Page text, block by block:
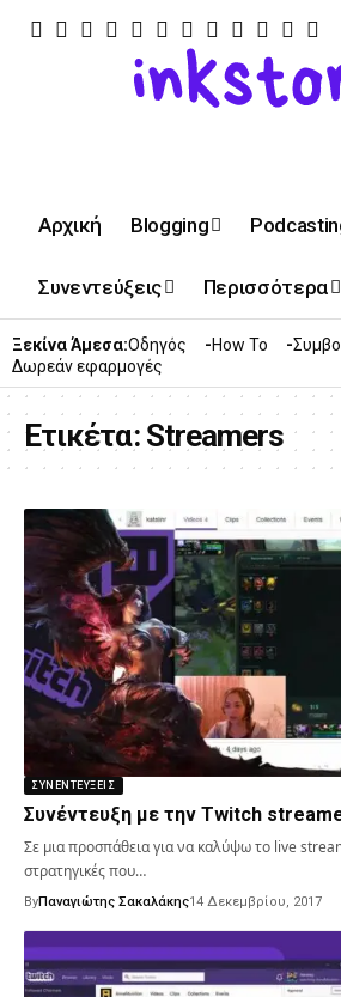
Αρχική Blogging
Συνεντεύξεις Περισσότερα
Ξεκίνα Άμεσα:Οδηγός How To
Δωρεάν εφαρμογές
Ετικέτα: Streamers
ΣΥΝΕΝΤΕΎΞΕΙΣ
Συνέντευξη με την Twitch
Σε μια προσπάθεια για να καλύψω το live
στρατηγικές που…
ByΠαναγιώτης Σακαλάκης14 Δεκεμβρίου, 2017